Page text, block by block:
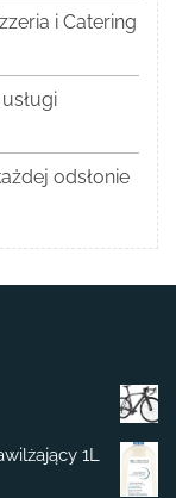
i Catering
odsłonie
1L